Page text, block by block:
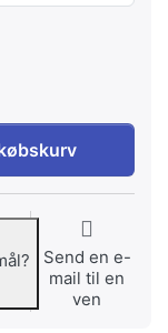
Galápagos til
Send en e-
mail til en
ven